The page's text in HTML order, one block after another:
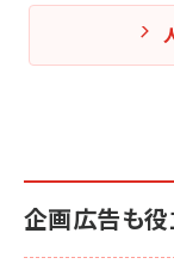
企画広告も役